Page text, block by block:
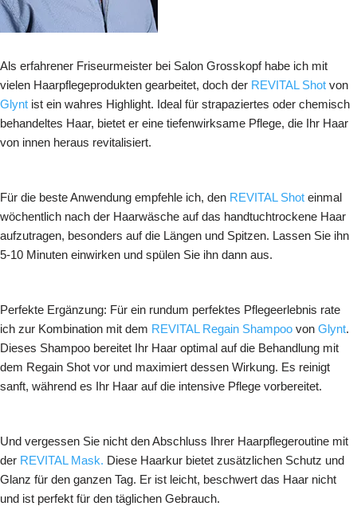
Als erfahrener Friseurmeister bei Salon Grosskopf habe ich mit
vielen Haarpflegeprodukten gearbeitet, doch der REVITAL Shot von
Glynt ist ein wahres Highlight. Ideal für strapaziertes oder chemisch
behandeltes Haar, bietet er eine tiefenwirksame Pflege, die Ihr Haar
von innen heraus revitalisiert.
Für die beste Anwendung empfehle ich, den REVITAL Shot einmal
wöchentlich nach der Haarwäsche auf das handtuchtrockene Haar
aufzutragen, besonders auf die Längen und Spitzen. Lassen Sie ihn
5-10 Minuten einwirken und spülen Sie ihn dann aus.
Perfekte Ergänzung: Für ein rundum perfektes Pflegeerlebnis rate
ich zur Kombination mit dem REVITAL Regain Shampoo von Glynt.
Dieses Shampoo bereitet Ihr Haar optimal auf die Behandlung mit
dem Regain Shot vor und maximiert dessen Wirkung. Es reinigt
sanft, während es Ihr Haar auf die intensive Pflege vorbereitet.
Und vergessen Sie nicht den Abschluss Ihrer Haarpflegeroutine mit
der REVITAL Mask. Diese Haarkur bietet zusätzlichen Schutz und
Glanz für den ganzen Tag. Er ist leicht, beschwert das Haar nicht
und ist perfekt für den täglichen Gebrauch.